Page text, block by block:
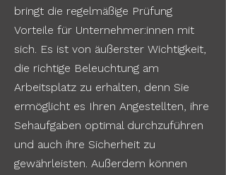
bringt die regelmäßige Prüfung
Vorteile für Unternehmer:innen mit
sich. Es ist von äußerster Wichtigkeit,
die richtige Beleuchtung am
Arbeitsplatz zu erhalten, denn Sie
ermöglicht es Ihren Angestellten, ihre
Sehaufgaben optimal durchzuführen
und auch ihre Sicherheit zu
gewährleisten. Außerdem können